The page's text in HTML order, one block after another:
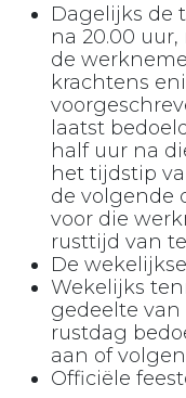
Dagelijks de
na 20.00
de
krachtens
laatst
half uur na
het tijdstip
de volgende
voor die
rusttijd van
De
Wekelijks
gedeelte van
rustdag
aan of
Officiële